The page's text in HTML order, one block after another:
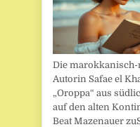
Die
Autorin Safae el
„Oroppa“ aus
auf den alten
Beat Mazenauer